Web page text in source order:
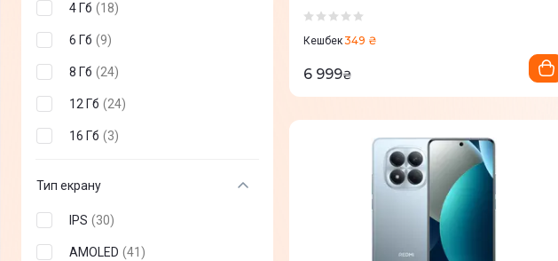
4 Гб (18)
6 Гб (9)
8 Гб (24)
12 Гб (24)
16 Гб (3)
Тип екрану
IPS (30)
AMOLED (41 )
Кешбек349 ₴
6 999₴